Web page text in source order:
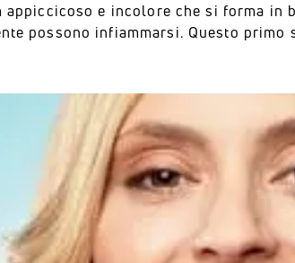
e incolore che si forma in
possono infiammarsi. Questo primo